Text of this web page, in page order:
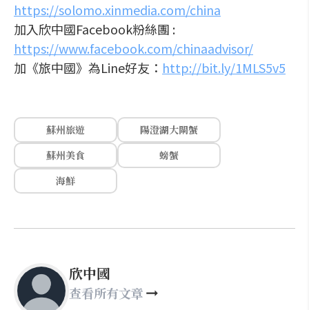
https://solomo.xinmedia.com/china
加入欣中國Facebook粉絲團 :
https://www.facebook.com/chinaadvisor/
加《旅中國》為Line好友： http://bit.ly/1MLS5v5
蘇州旅遊
陽澄湖大閘蟹
蘇州美食
螃蟹
海鮮
欣中國
查看所有文章